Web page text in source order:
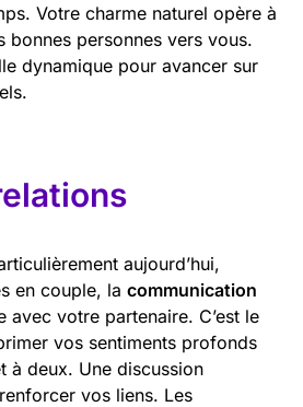
Votre charme naturel opère à
bonnes personnes vers vous.
dynamique pour avancer sur
aujourd’hui,
en couple, la communication
avec votre partenaire. C’est le
vos sentiments profonds
à deux. Une discussion
vos liens. Les